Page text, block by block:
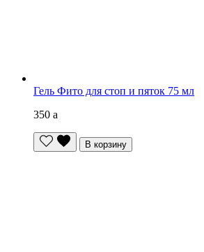
Гель Фито для стоп и пяток 75 мл
350 a
В корзину